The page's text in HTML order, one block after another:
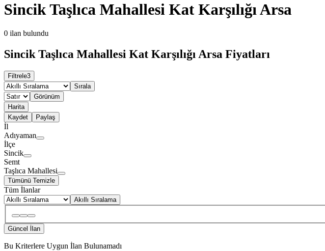
Sincik Taşlıca Mahallesi Kat Karşılığı Arsa
0 ilan bulundu
Sincik Taşlıca Mahallesi Kat Karşılığı Arsa Fiyatları
Filtrele3
Sırala
Görünüm
Harita
Kaydet
Paylaş
İl
Adıyaman
İlçe
Sincik
Semt
Taşlıca Mahallesi
Tümünü Temizle
Tüm İlanlar
Akıllı Sıralama
Güncel İlan
Bu Kriterlere Uygun İlan Bulunamadı